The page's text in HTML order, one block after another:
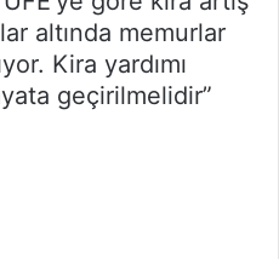
altında memurlar
Kira yardımı
geçirilmelidir”